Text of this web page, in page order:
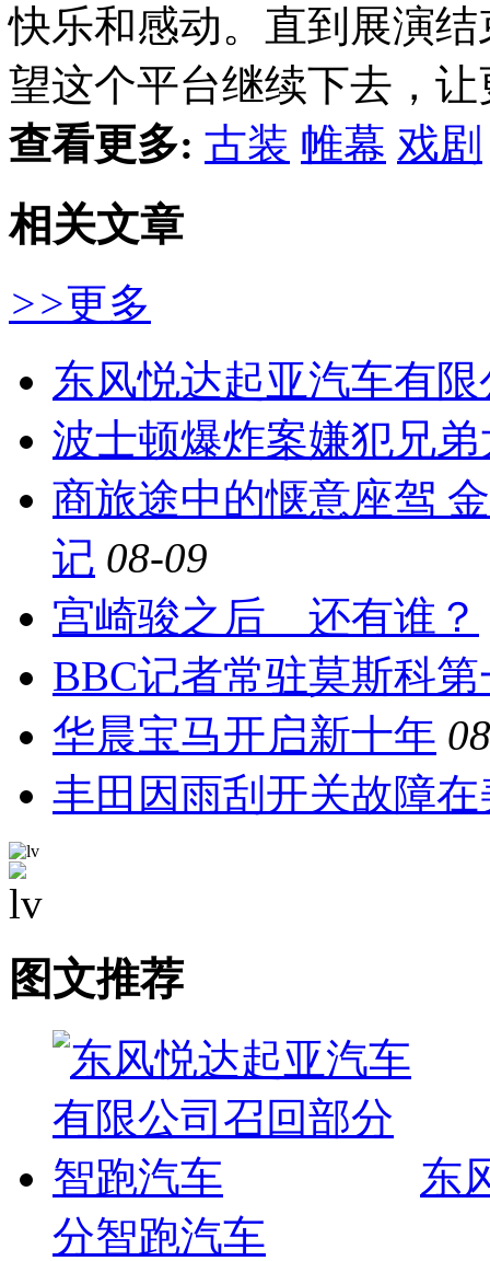
快乐和感动。直到展演
望这个平台继续下去，
查看更多: 古装 帷幕 戏剧
相关文章
>>更多
东风悦达起亚汽车有
波士顿爆炸案嫌犯兄
商旅途中的惬意座驾
记 08-09
宫崎骏之后 还有谁？
BBC记者常驻莫斯科
华晨宝马开启新十年
丰田因雨刮开关故障
图文推荐
东
分智跑汽车